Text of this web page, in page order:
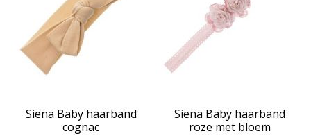
Siena Baby haarband
cognac
Siena Baby haarband
roze met bloem